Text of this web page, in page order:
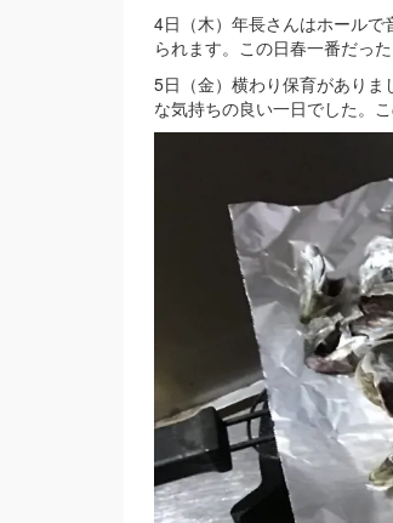
4日（木）年長さんはホール
られます。この日春一番だった
5日（金）横わり保育があり
な気持ちの良い一日でした。